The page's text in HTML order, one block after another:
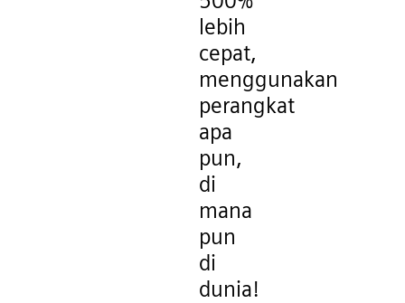
lebih
cepat,
menggunakan
perangkat
apa
pun,
di
mana
pun
di
dunia!